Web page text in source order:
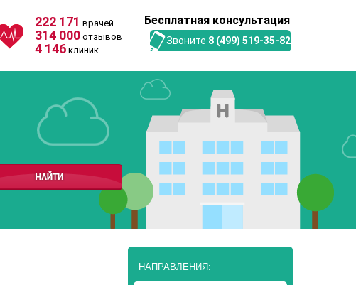
222 171 врачей
314 000 отзывов
4 146 клиник
Бесплатная консультация
Звоните 8 (499) 519-35-82
НАПРАВЛЕНИЯ: